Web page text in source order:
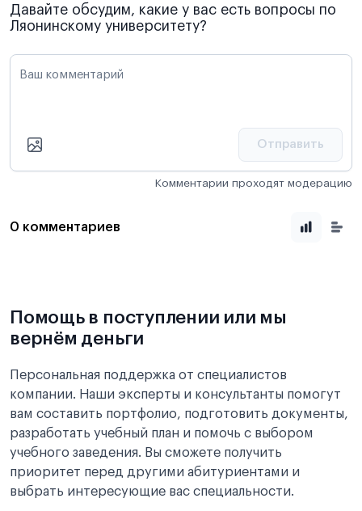
Давайте обсудим, какие у вас есть вопросы по
Ляонинскому университету?
Ваш комментарий
Отправить
Комментарии проходят модерацию
0 комментариев
Помощь в поступлении или мы
вернём деньги
Персональная поддержка от специалистов
компании. Наши эксперты и консультанты помогут
вам составить портфолио, подготовить документы,
разработать учебный план и помочь с выбором
учебного заведения. Вы сможете получить
приоритет перед другими абитуриентами и
выбрать интересующие вас специальности.